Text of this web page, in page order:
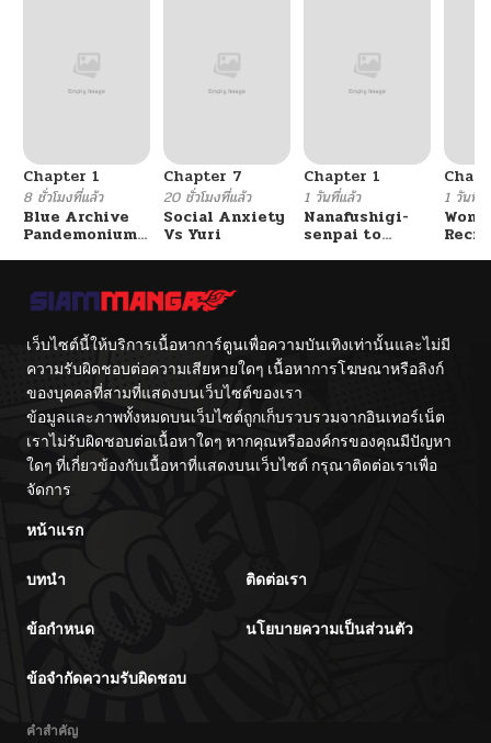
Chapter 1
8 ชั่วโมงที่แล้ว
Blue Archive
Pandemonium
Chapter 7
20 ชั่วโมงที่แล้ว
Social Anxiety
Vs Yuri
Chapter 1
1 วันที่แล้ว
Nanafushigi-
senpai to
1 วันที่แ
เว็บไซต์นี้ให้บริการเนื้อหาการ์ตูนเพื่อความบันเทิงเท่านั้นและไม่มี
ความรับผิดชอบต่อความเสียหายใดๆ เนื้อหาการโฆษณาหรือลิงก์
ของบุคคลที่สามที่แสดงบนเว็บไซต์ของเรา
ข้อมูลและภาพทั้งหมดบนเว็บไซต์ถูกเก็บรวบรวมจากอินเทอร์เน็ต
เราไม่รับผิดชอบต่อเนื้อหาใดๆ หากคุณหรือองค์กรของคุณมีปัญหา
ใดๆ ที่เกี่ยวข้องกับเนื้อหาที่แสดงบนเว็บไซต์ กรุณาติดต่อเราเพื่อ
จัดการ
หน้าแรก
บทนำ ติดต่อเรา
ข้อกำหนด นโยบายความเป็นส่วนตัว
ข้อจำกัดความรับผิดชอบ
คำสำคัญ